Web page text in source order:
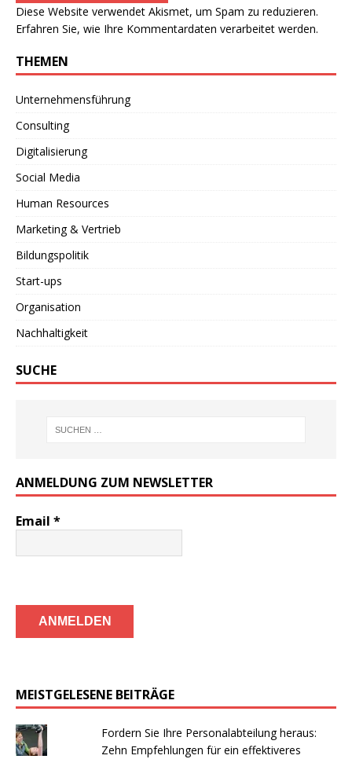
Diese Website verwendet Akismet, um Spam zu reduzieren.
Erfahren Sie, wie Ihre Kommentardaten verarbeitet werden.
THEMEN
Unternehmensführung
Consulting
Digitalisierung
Social Media
Human Resources
Marketing & Vertrieb
Bildungspolitik
Start-ups
Organisation
Nachhaltigkeit
SUCHE
ANMELDUNG ZUM NEWSLETTER
Email *
MEISTGELESENE BEITRÄGE
Fordern Sie Ihre Personalabteilung heraus:
Zehn Empfehlungen für ein effektiveres